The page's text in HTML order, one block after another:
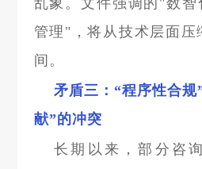
乱象。文件强调的"数
管理"，将从技术层面压
间。
矛盾三：“程序性合规
献”的冲突
长期以来，部分咨